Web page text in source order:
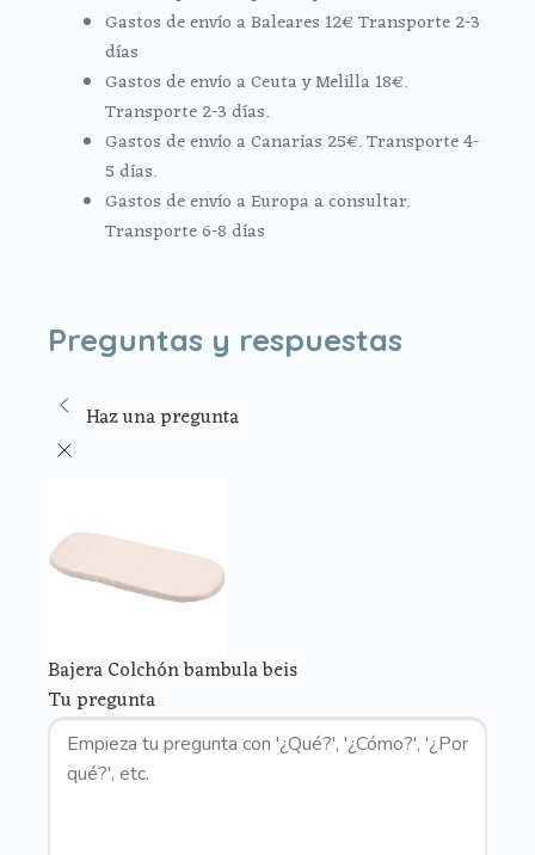
Gastos de envío a Baleares 12€ Transporte 2-3
días
Gastos de envío a Ceuta y Melilla 18€.
Transporte 2-3 días.
Gastos de envío a Canarias 25€. Transporte 4-
5 días.
Gastos de envío a Europa a consultar.
Transporte 6-8 días
Preguntas y respuestas
Haz una pregunta
Bajera Colchón bambula beis
Tu pregunta